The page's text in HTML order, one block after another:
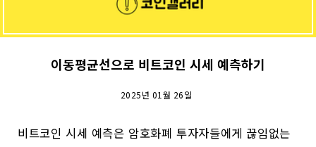
이동평균선으로 비트코인 시세 예측하기
2025년 01월 26일
비트코인 시세 예측은 암호화폐 투자자들에게 끊임없는